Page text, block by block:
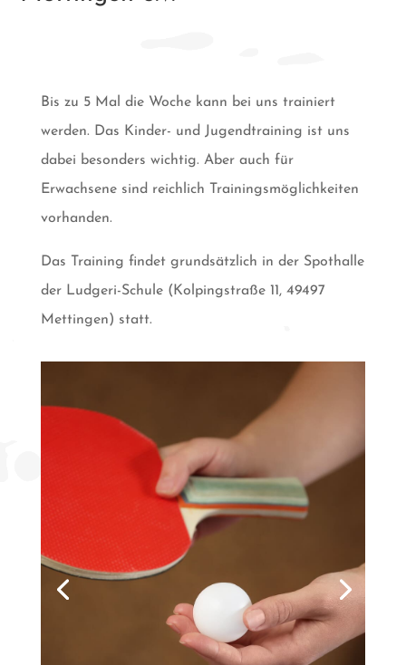
Bis zu 5 Mal die Woche kann bei uns trainiert
werden. Das Kinder- und Jugendtraining ist uns
dabei besonders wichtig. Aber auch für
Erwachsene sind reichlich Trainingsmöglichkeiten
vorhanden.
Das Training findet grundsätzlich in der Spothalle
der Ludgeri-Schule (Kolpingstraße 11, 49497
Mettingen) statt.